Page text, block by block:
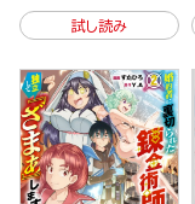
試し読み